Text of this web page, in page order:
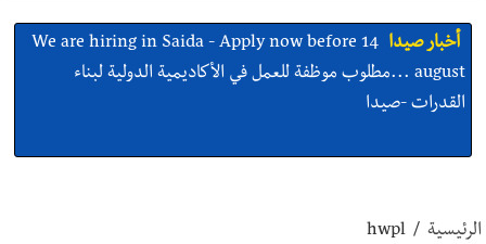
أخبار صيدا We are hiring in Saida - Apply now before 14
august ...مطلوب موظفة للعمل في الأكاديمية الدولية لبناء
القدرات -صيدا
الرئيسية /
hwpl